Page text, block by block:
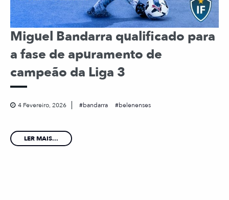
Miguel Bandarra qualificado para
a fase de apuramento de
campeão da Liga 3
4 Fevereiro, 2026 bandarra belenenses
LER MAIS...